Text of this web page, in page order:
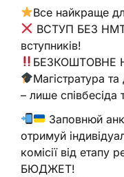
Все найкраще
ВСТУП БЕЗ НМТ
вступників!
БЕЗКОШТОВНЕ
Магістратура
– лише
Заповнюй
отримуй
комісії від етапу
БЮДЖЕТ!